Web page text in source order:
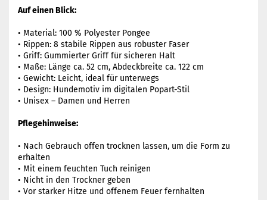
Auf einen Blick:
• Material: 100 % Polyester Pongee
• Rippen: 8 stabile Rippen aus robuster Faser
• Griff: Gummierter Griff für sicheren Halt
• Maße: Länge ca. 52 cm, Abdeckbreite ca. 122 cm
• Gewicht: Leicht, ideal für unterwegs
• Design: Hundemotiv im digitalen Popart-Stil
• Unisex – Damen und Herren
Pflegehinweise:
• Nach Gebrauch offen trocknen lassen, um die Form zu
erhalten
• Mit einem feuchten Tuch reinigen
• Nicht in den Trockner geben
• Vor starker Hitze und offenem Feuer fernhalten